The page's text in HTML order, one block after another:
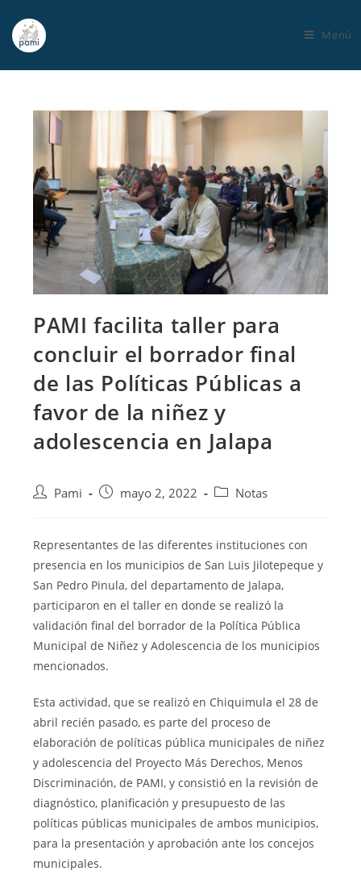
Menú
PAMI facilita taller para
concluir el borrador final
de las Políticas Públicas a
favor de la niñez y
adolescencia en Jalapa
Pami mayo 2, 2022 Notas
Representantes de las diferentes instituciones con
presencia en los municipios de San Luis Jilotepeque y
San Pedro Pinula, del departamento de Jalapa,
participaron en el taller en donde se realizó la
validación final del borrador de la Política Pública
Municipal de Niñez y Adolescencia de los municipios
mencionados.
Esta actividad, que se realizó en Chiquimula el 28 de
abril recién pasado, es parte del proceso de
elaboración de políticas pública municipales de niñez
y adolescencia del Proyecto Más Derechos, Menos
Discriminación, de PAMI, y consistió en la revisión de
diagnóstico, planificación y presupuesto de las
políticas públicas municipales de ambos municipios,
para la presentación y aprobación ante los concejos
municipales.